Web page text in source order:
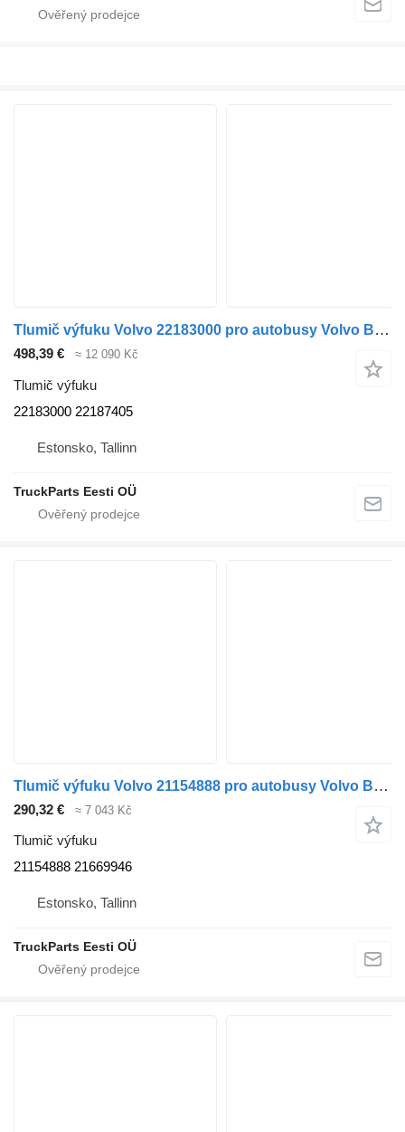
Tlumič výfuku Volvo 22183000 pro autobusy Volvo B5LH, B0E (2008-)
498,39 € ≈ 12 090 Kč
Tlumič výfuku
22183000 22187405
Estonsko, Tallinn
TruckParts Eesti OÜ
Tlumič výfuku Volvo 21154888 pro autobusy Volvo B5LH, B0E (2008-)
290,32 € ≈ 7 043 Kč
Tlumič výfuku
21154888 21669946
Estonsko, Tallinn
TruckParts Eesti OÜ